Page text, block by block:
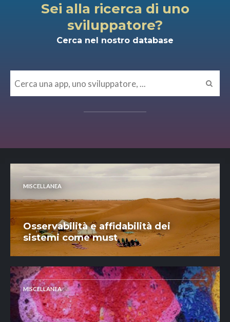
Sei alla ricerca di uno
sviluppatore?
Cerca nel nostro database
MISCELLANEA
Osservabilità e affidabilità dei
sistemi come must
MISCELLANEA